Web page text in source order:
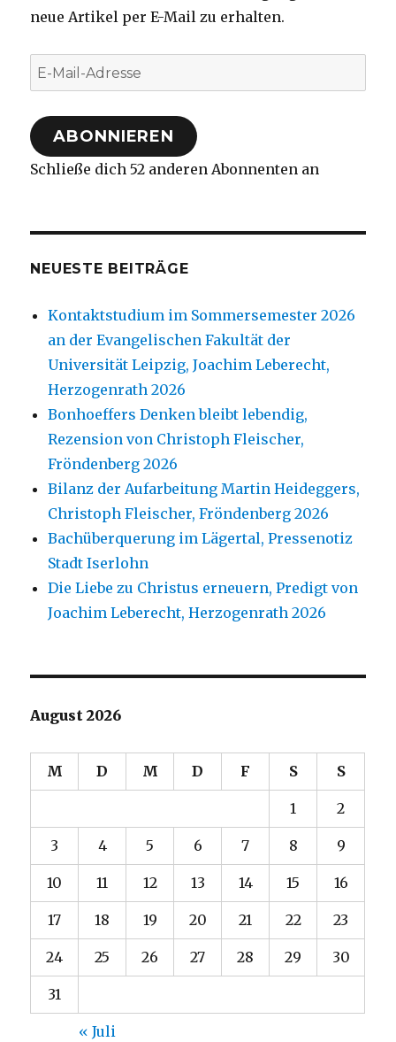
neue Artikel per E-Mail zu erhalten.
E-
Mail-
Adresse
ABONNIEREN
Schließe dich 52 anderen Abonnenten an
NEUESTE BEITRÄGE
Kontaktstudium im Sommersemester 2026
an der Evangelischen Fakultät der
Universität Leipzig, Joachim Leberecht,
Herzogenrath 2026
Bonhoeffers Denken bleibt lebendig,
Rezension von Christoph Fleischer,
Fröndenberg 2026
Bilanz der Aufarbeitung Martin Heideggers,
Christoph Fleischer, Fröndenberg 2026
Bachüberquerung im Lägertal, Pressenotiz
Stadt Iserlohn
Die Liebe zu Christus erneuern, Predigt von
Joachim Leberecht, Herzogenrath 2026
August 2026
M D M D F S S
1 2
3 4 5 6 7 8 9
10 11 12 13 14 15 16
17 18 19 20 21 22 23
24 25 26 27 28 29 30
31
« Juli